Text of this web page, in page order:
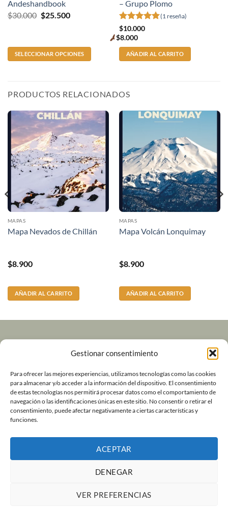
Gestionar consentimiento
Para ofrecer las mejores experiencias, utilizamos tecnologías como las cookies
para almacenar y/o acceder a la información del dispositivo. El consentimiento
de estas tecnologías nos permitirá procesar datos como el comportamiento de
navegación o las identificaciones únicas en este sitio. No consentir o retirar el
consentimiento, puede afectar negativamente a ciertas características y
funciones.
ACEPTAR
DENEGAR
VER PREFERENCIAS
Andeshandbook
$30.000 El
precio
$30.000.
$25.500El
$25.500.
SELECCIONAR OPCIONES
– Grupo Plomo
Valorado
con5
(1 reseña)
$10.000
Premium
price
$8.000
AÑADIR AL CARRITO
PRODUCTOS RELACIONADOS
MAPAS
Mapa Nevados de Chillán
$8.900
AÑADIR AL CARRITO
MAPAS
Mapa Volcán Lonquimay
$8.900
AÑADIR AL CARRITO
Política de Devoluciones y Garantía
Términos y Condiciones de Uso
Visa MasterCard
Copyright 2026 ©Andeshandbook